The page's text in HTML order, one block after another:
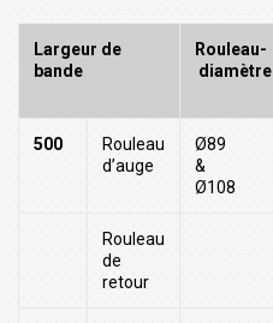
Largeur de
bande
Rouleau-
diamètre
500
Rouleau
d’auge
Ø89
&
Ø108
Rouleau
de
retour